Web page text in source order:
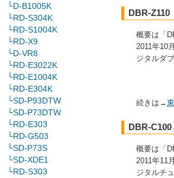
DBR-Z110
概要は「
2011年10
ジタルダ
続きは→
DBR-C100
概要は「
2011年11
ジタルチ
└D-B1005K
└RD-S304K
└RD-S1004K
└RD-X9
└D-VR8
└RD-E3022K
└RD-E1004K
└RD-E304K
└SD-P93DTW
└SD-P73DTW
└RD-E303
└RD-G503
└SD-P73S
└SD-XDE1
└RD-S303